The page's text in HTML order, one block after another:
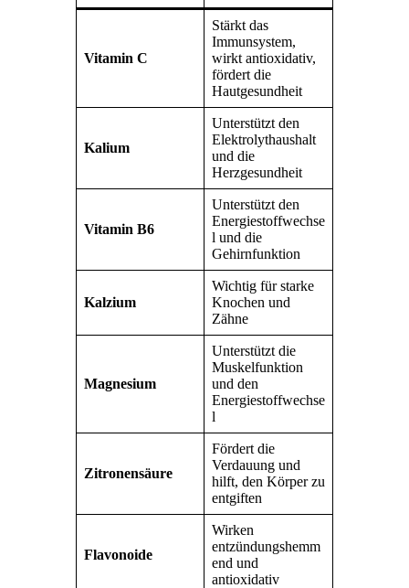
Vitamin C
Stärkt das
Immunsystem,
wirkt antioxidativ,
fördert die
Hautgesundheit
Kalium
Unterstützt den
Elektrolythaushalt
und die
Herzgesundheit
Vitamin B6
Unterstützt den
Energiestoffwechse
l und die
Gehirnfunktion
Kalzium
Wichtig für starke
Knochen und
Zähne
Magnesium
Unterstützt die
Muskelfunktion
und den
Energiestoffwechse
l
Zitronensäure
Fördert die
Verdauung und
hilft, den Körper zu
entgiften
Flavonoide
Wirken
entzündungshemm
end und
antioxidativ